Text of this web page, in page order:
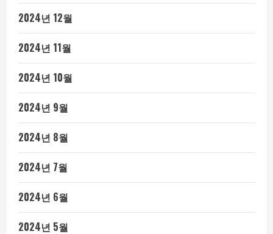
2024년 12월
2024년 11월
2024년 10월
2024년 9월
2024년 8월
2024년 7월
2024년 6월
2024년 5월